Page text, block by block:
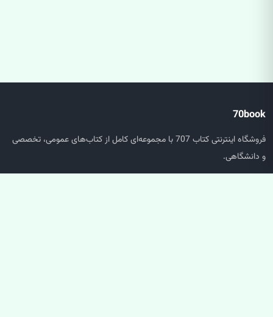
70book
فروشگاه اینترنتی کتاب 707 با مجموعه‌ای کامل از کتاب‌های عمومی، تخصصی
و دانشگاهی.